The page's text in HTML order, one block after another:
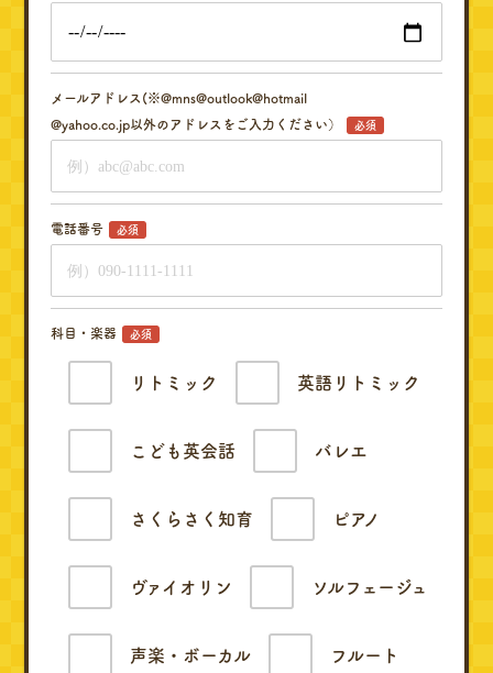
メールアドレス(※@mns@outlook@hotmail
@yahoo.co.jp以外のアドレスをご入力ください）
必須
電話番号 必須
科目・楽器 必須
リトミック 英語リトミック
こども英会話 バレエ
さくらさく知育 ピアノ
ヴァイオリン ソルフェージュ
声楽・ボーカル フルート